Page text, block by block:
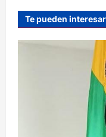
Te pueden interesar